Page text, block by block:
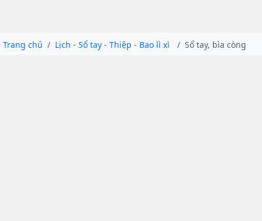
Trang chủ Lịch - Sổ tay - Thiệp - Bao lì xì Sổ tay, bìa còng